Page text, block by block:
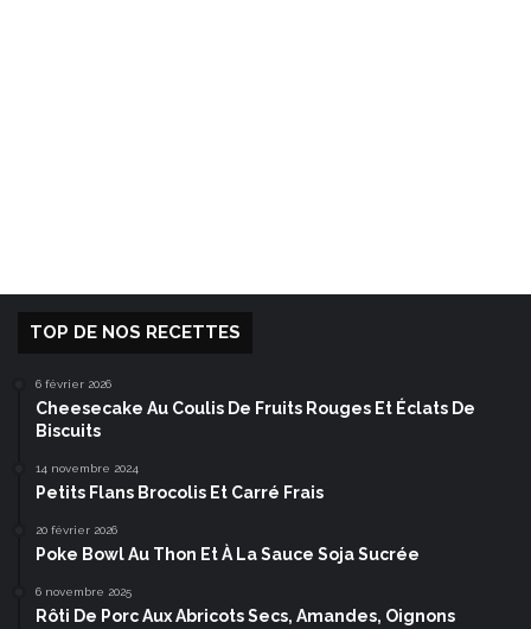
TOP DE NOS RECETTES
6 février 2026
Cheesecake Au Coulis De Fruits Rouges Et Éclats De
Biscuits
14 novembre 2024
Petits Flans Brocolis Et Carré Frais
20 février 2026
Poke Bowl Au Thon Et À La Sauce Soja Sucrée
6 novembre 2025
Rôti De Porc Aux Abricots Secs, Amandes, Oignons